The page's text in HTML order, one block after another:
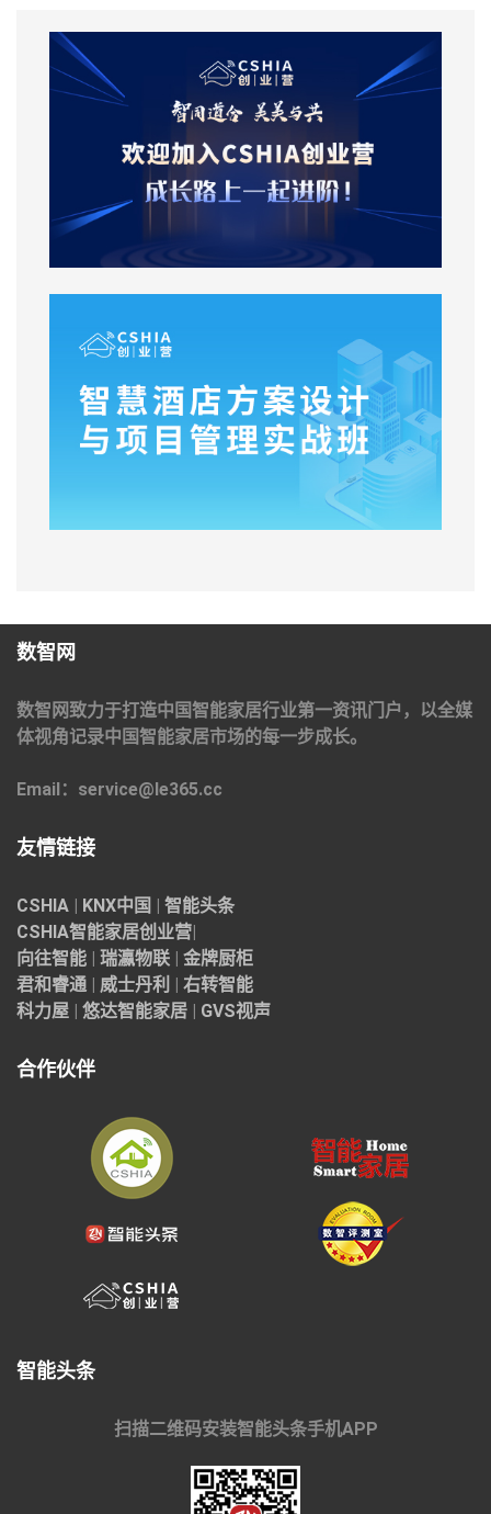
数智网
数智网致力于打造中国智能家居行业第一资讯门户，以全媒
体视角记录中国智能家居市场的每一步成长。
Email：service@le365.cc
友情链接
CSHIA | KNX中国 | 智能头条
CSHIA智能家居创业营|
向往智能 | 瑞瀛物联 | 金牌厨柜
君和睿通 | 威士丹利 | 右转智能
科力屋 | 悠达智能家居 | GVS视声
合作伙伴
智能头条
扫描二维码安装智能头条手机APP